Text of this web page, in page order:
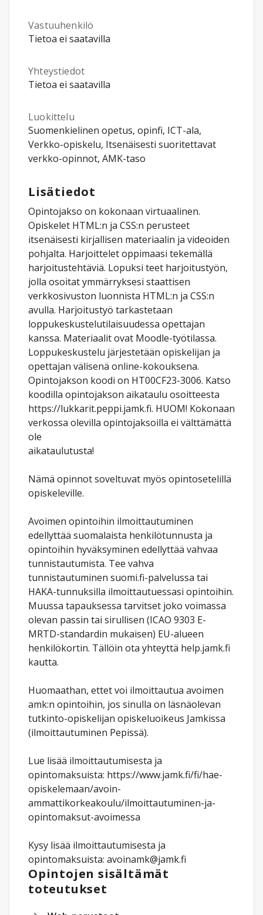
Vastuuhenkilö
Tietoa ei saatavilla
Yhteystiedot
Tietoa ei saatavilla
Luokittelu
Suomenkielinen opetus, opinfi, ICT-ala,
Verkko-opiskelu, Itsenäisesti suoritettavat
verkko-opinnot, AMK-taso
Lisätiedot
Opintojakso on kokonaan virtuaalinen.
Opiskelet HTML:n ja CSS:n perusteet
itsenäisesti kirjallisen materiaalin ja videoiden
pohjalta. Harjoittelet oppimaasi tekemällä
harjoitustehtäviä. Lopuksi teet harjoitustyön,
jolla osoitat ymmärryksesi staattisen
verkkosivuston luonnista HTML:n ja CSS:n
avulla. Harjoitustyö tarkastetaan
loppukeskustelutilaisuudessa opettajan
kanssa. Materiaalit ovat Moodle-työtilassa.
Loppukeskustelu järjestetään opiskelijan ja
opettajan välisenä online-kokouksena.
Opintojakson koodi on HT00CF23-3006. Katso
koodilla opintojakson aikataulu osoitteesta
https://lukkarit.peppi.jamk.fi. HUOM! Kokonaan
verkossa olevilla opintojaksoilla ei välttämättä
ole
aikataulutusta!
Nämä opinnot soveltuvat myös opintosetelillä
opiskeleville.
Avoimen opintoihin ilmoittautuminen
edellyttää suomalaista henkilötunnusta ja
opintoihin hyväksyminen edellyttää vahvaa
tunnistautumista. Tee vahva
tunnistautuminen suomi.fi-palvelussa tai
HAKA-tunnuksilla ilmoittautuessasi opintoihin.
Muussa tapauksessa tarvitset joko voimassa
olevan passin tai sirullisen (ICAO 9303 E-
MRTD-standardin mukaisen) EU-alueen
henkilökortin. Tällöin ota yhteyttä help.jamk.fi
kautta.
Huomaathan, ettet voi ilmoittautua avoimen
amk:n opintoihin, jos sinulla on läsnäolevan
tutkinto-opiskelijan opiskeluoikeus Jamkissa
(ilmoittautuminen Pepissä).
Lue lisää ilmoittautumisesta ja
opintomaksuista: https://www.jamk.fi/fi/hae-
opiskelemaan/avoin-
ammattikorkeakoulu/ilmoittautuminen-ja-
opintomaksut-avoimessa
Kysy lisää ilmoittautumisesta ja
opintomaksuista: avoinamk@jamk.fi
Opintojen sisältämät
toteutukset